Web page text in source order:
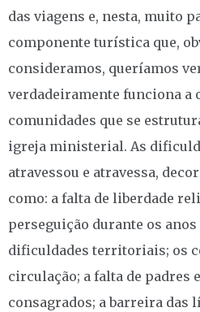
das viagens e, nesta, muito
componente turística que,
consideramos, queríamos
verdadeiramente funciona a
comunidades que se
igreja ministerial. As
atravessou e atravessa,
como: a falta de liberdade
perseguição durante os
dificuldades territoriais; os
circulação; a falta de padres
consagrados; a barreira das